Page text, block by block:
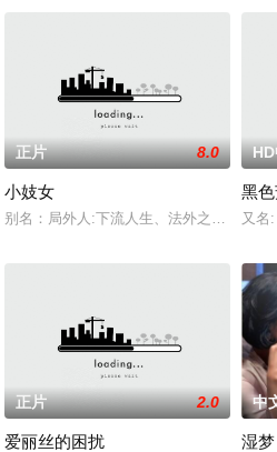
马克，与父亲克里斯蒂安的关系也不好
嫉俗的高中生，总让妈妈和继父发狂，
正片 8.0
小妓女
别名：局外人:下流人生、法外之徒：卑劣
黑
又名
正片 2.0
爱丽丝的困扰
中
湿